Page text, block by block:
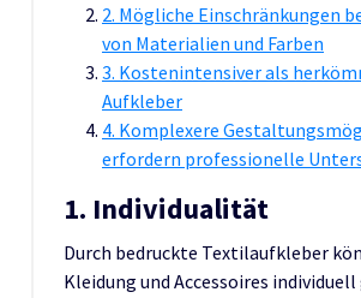
2. Mögliche Einschränkungen
von Materialien und Farben
3. Kostenintensiver als
Aufkleber
4. Komplexere
erfordern professionelle
1. Individualität
Durch bedruckte Textilaufkleber
Kleidung und Accessoires